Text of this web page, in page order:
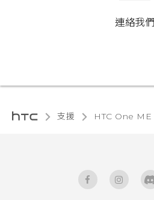
連絡我們
支援 HTC One